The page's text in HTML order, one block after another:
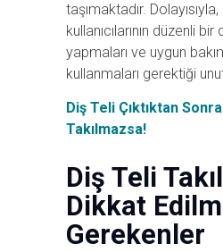
taşımaktadır.
kullanıcılarının düzenli
yapmaları ve uygun
kullanmaları gerektiği
Diş Teli Çıktıktan
Takılmazsa!
Diş Teli
Dikkat
Gerekenler